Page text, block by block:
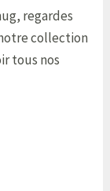
regardes
collection
tous nos